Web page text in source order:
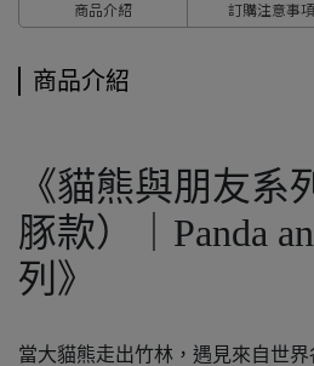
商品介紹 訂購注意事項
商品介紹
《貓熊與朋友系
豚款）｜Panda
列》
當大貓熊走出竹林，遇見來自世界